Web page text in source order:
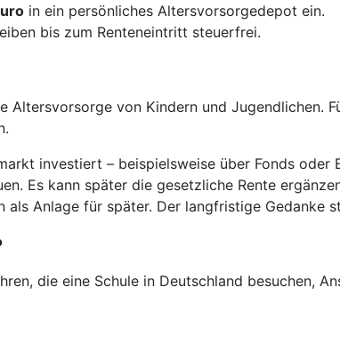
in ein persönliches Altersvorsorgedepot ein.
bis zum Renteneintritt steuerfrei.
von Kindern und Jugendlichen.
investiert – beispielsweise über Fonds oder
Es kann später die gesetzliche Rente
Anlage für später. Der langfristige Gedanke
die eine Schule in Deutschland besuchen,